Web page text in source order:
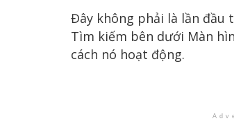
Đây không phải là lần đầu
Tìm kiếm bên dưới Màn
cách nó hoạt động.